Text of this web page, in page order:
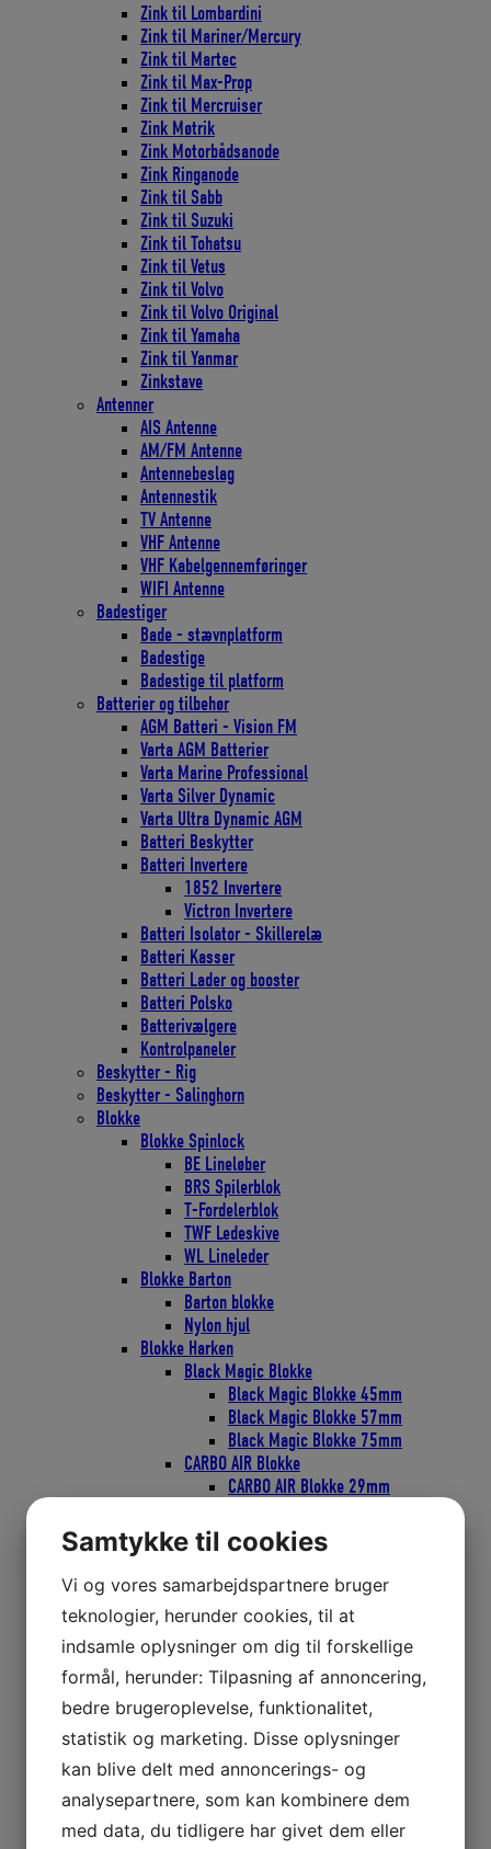
Zink til Lombardini
Zink til Mariner/Mercury
Zink til Martec
Zink til Max-Prop
Zink til Mercruiser
Zink Møtrik
Zink Motorbådsanode
Zink Ringanode
Zink til Sabb
Zink til Suzuki
Zink til Tohatsu
Zink til Vetus
Zink til Volvo
Zink til Volvo Original
Zink til Yamaha
Zink til Yanmar
Zinkstave
Antenner
AIS Antenne
AM/FM Antenne
Antennebeslag
Antennestik
TV Antenne
VHF Antenne
VHF Kabelgennemføringer
WIFI Antenne
Badestiger
Bade - stævnplatform
Badestige
Badestige til platform
Batterier og tilbehør
AGM Batteri - Vision FM
Varta AGM Batterier
Varta Marine Professional
Varta Silver Dynamic
Varta Ultra Dynamic AGM
Batteri Beskytter
Batteri Invertere
1852 Invertere
Victron Invertere
Batteri Isolator - Skillerelæ
Batteri Kasser
Batteri Lader og booster
Batteri Polsko
Batterivælgere
Kontrolpaneler
Beskytter - Rig
Beskytter - Salinghorn
Blokke
Blokke Spinlock
BE Lineløber
BRS Spilerblok
T-Fordelerblok
TWF Ledeskive
WL Lineleder
Blokke Barton
Barton blokke
Nylon hjul
Blokke Harken
Black Magic Blokke
Black Magic Blokke 45mm
Black Magic Blokke 57mm
Black Magic Blokke 75mm
CARBO AIR Blokke
CARBO AIR Blokke 29mm
CARBO AIR Blokke 57mm
CARBO AIR Blokke 75mm
CARBO Ratchamatic Skraldeblokke
CARBO Ratchamatic Skraldeblokke
57mm
CARBO Ratchamatic Skraldeblokke
75mm
CARBO Skraldeblokke
CARBO Skraldeblok 40mm
CARBO Skraldeblok 57mm
CARBO Skraldeblok 75mm
Bullet Classic Blokke 29mm
Bullet Classic Blokke 38mm
Samtykke til cookies
Vi og vores samarbejdspartnere bruger
teknologier, herunder cookies, til at
indsamle oplysninger om dig til forskellige
formål, herunder: Tilpasning af annoncering,
bedre brugeroplevelse, funktionalitet,
statistik og marketing. Disse oplysninger
kan blive delt med annoncerings- og
analysepartnere, som kan kombinere dem
med data, du tidligere har givet dem eller